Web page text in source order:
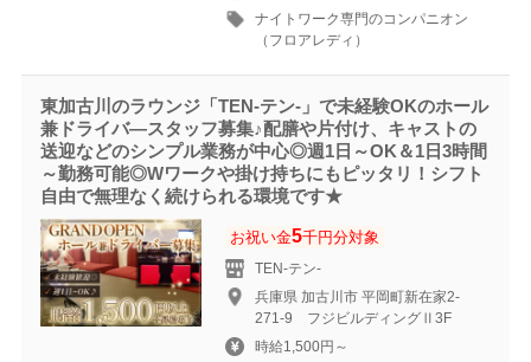
ナイトワーク専門のコンパニオン
（フロアレディ）
東加古川のラウンジ「TEN-テン-」で未経験OKのホール
兼ドライバ―スタッフ募集♪配膳や片付け、キャストの
送迎などのシンプル業務が中心◎週1日～OK＆1日3時間
～勤務可能◎Wワークや掛け持ちにもピッタリ！シフト
自由で無理なく続けられる環境です★
お祝い金5千円分対象
TEN-テン-
兵庫県 加古川市 平岡町新在家2-
271-9 フジビルディングⅡ3F
時給1,500円～